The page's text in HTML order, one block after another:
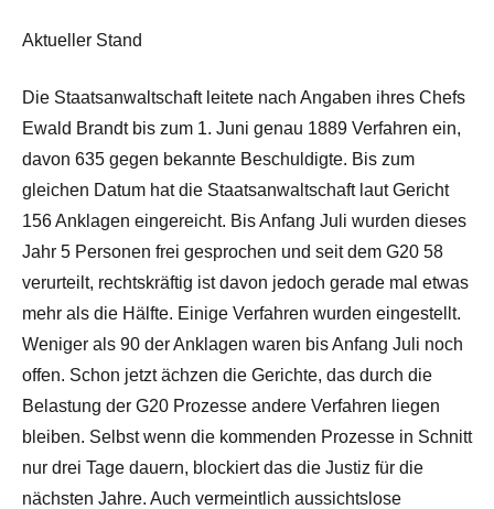
Aktueller Stand
Die Staatsanwaltschaft leitete nach Angaben ihres Chefs
Ewald Brandt bis zum 1. Juni genau 1889 Verfahren ein,
davon 635 gegen bekannte Beschuldigte. Bis zum
gleichen Datum hat die Staatsanwaltschaft laut Gericht
156 Anklagen eingereicht. Bis Anfang Juli wurden dieses
Jahr 5 Personen frei gesprochen und seit dem G20 58
verurteilt, rechtskräftig ist davon jedoch gerade mal etwas
mehr als die Hälfte. Einige Verfahren wurden eingestellt.
Weniger als 90 der Anklagen waren bis Anfang Juli noch
offen. Schon jetzt ächzen die Gerichte, das durch die
Belastung der G20 Prozesse andere Verfahren liegen
bleiben. Selbst wenn die kommenden Prozesse in Schnitt
nur drei Tage dauern, blockiert das die Justiz für die
nächsten Jahre. Auch vermeintlich aussichtslose